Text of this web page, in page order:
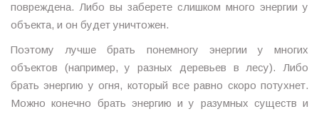
повреждена. Либо вы заберете слишком много энергии у
объекта, и он будет уничтожен.
Поэтому лучше брать понемногу энергии у многих
объектов (например, у разных деревьев в лесу). Либо
брать энергию у огня, который все равно скоро потухнет.
Можно конечно брать энергию и у разумных существ и